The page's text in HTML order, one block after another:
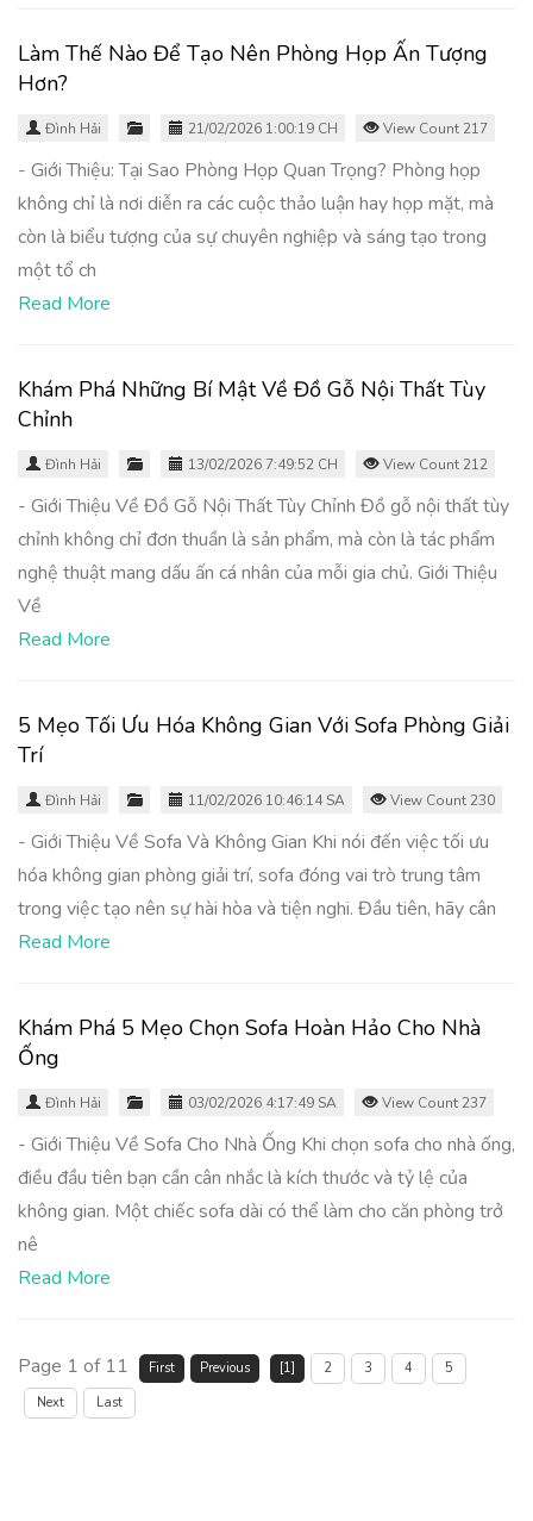
Làm Thế Nào Để Tạo Nên Phòng Họp Ấn Tượng
Hơn?
Đình Hải 21/02/2026 1:00:19 CH View Count 217
- Giới Thiệu: Tại Sao Phòng Họp Quan Trọng? Phòng họp
không chỉ là nơi diễn ra các cuộc thảo luận hay họp mặt, mà
còn là biểu tượng của sự chuyên nghiệp và sáng tạo trong
một tổ ch
Read More
Khám Phá Những Bí Mật Về Đồ Gỗ Nội Thất Tùy
Chỉnh
Đình Hải 13/02/2026 7:49:52 CH View Count 212
- Giới Thiệu Về Đồ Gỗ Nội Thất Tùy Chỉnh Đồ gỗ nội thất tùy
chỉnh không chỉ đơn thuần là sản phẩm, mà còn là tác phẩm
nghệ thuật mang dấu ấn cá nhân của mỗi gia chủ. Giới Thiệu
Về
Read More
5 Mẹo Tối Ưu Hóa Không Gian Với Sofa Phòng Giải
Trí
Đình Hải 11/02/2026 10:46:14 SA View Count 230
- Giới Thiệu Về Sofa Và Không Gian Khi nói đến việc tối ưu
hóa không gian phòng giải trí, sofa đóng vai trò trung tâm
trong việc tạo nên sự hài hòa và tiện nghi. Đầu tiên, hãy cân
Read More
Khám Phá 5 Mẹo Chọn Sofa Hoàn Hảo Cho Nhà
Ống
Đình Hải 03/02/2026 4:17:49 SA View Count 237
- Giới Thiệu Về Sofa Cho Nhà Ống Khi chọn sofa cho nhà ống,
điều đầu tiên bạn cần cân nhắc là kích thước và tỷ lệ của
không gian. Một chiếc sofa dài có thể làm cho căn phòng trở
nê
Read More
Page 1 of 11 First Previous [1] 2 3 4
5
Next
Last